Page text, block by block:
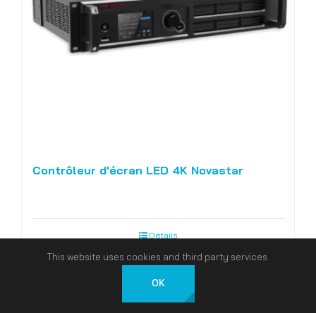
Contrôleur d'écran LED 4K Novastar
Détails
This website uses cookies and third party services.
OK